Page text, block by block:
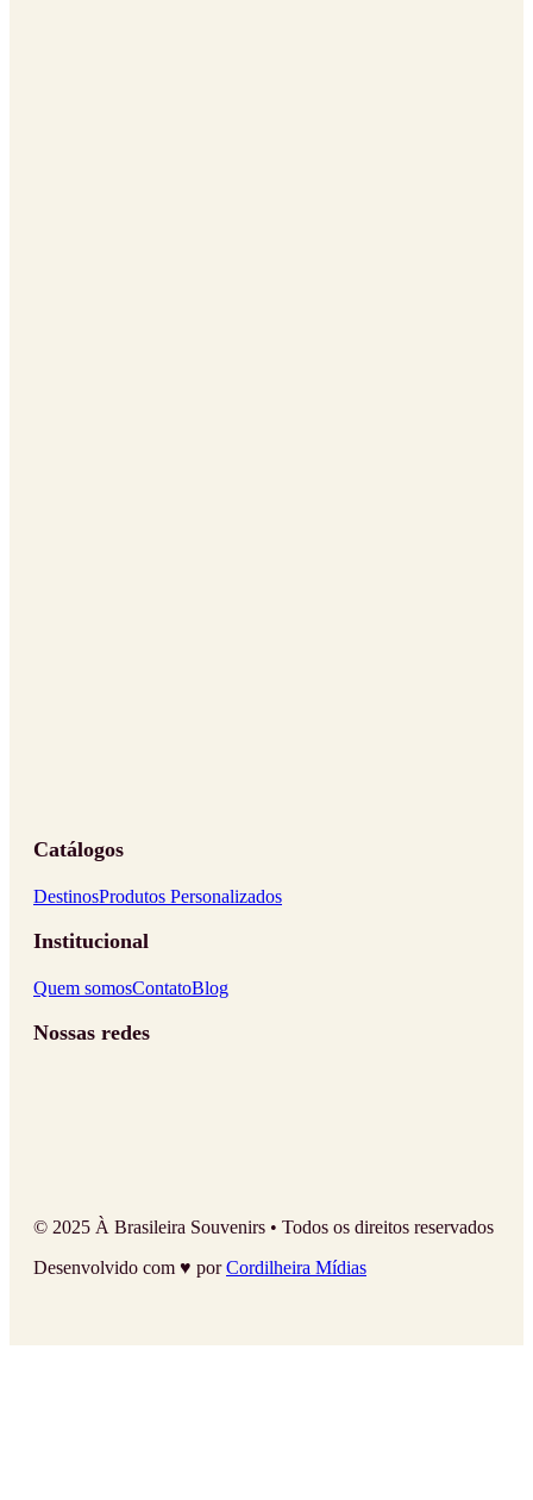
Catálogos
DestinosProdutos Personalizados
Institucional
Quem somosContatoBlog
Nossas redes
© 2025 À Brasileira Souvenirs • Todos os direitos reservados
Desenvolvido com ♥ porCordilheira Mídias